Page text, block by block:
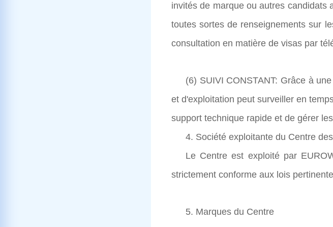
invités de marque ou autres candidats
toutes sortes de renseignements sur
consultation en matière de visas par
(6) SUIVI CONSTANT: Grâce à
et d'exploitation peut surveiller en
support technique rapide et de gérer
4. Société exploitante du Centre
Le Centre est exploité par
strictement conforme aux lois
5. Marques du Centre